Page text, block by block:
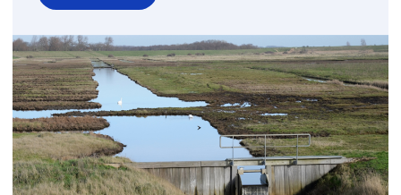
over
Emissies
voorspellen
van
boerenbedrijven
op
basis
van
mobiele